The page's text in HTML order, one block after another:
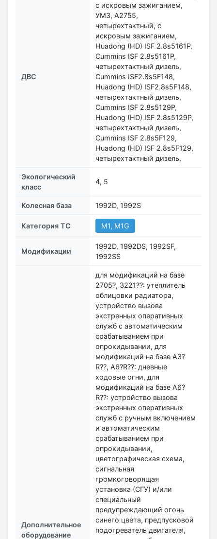
ДВС
с искровым зажиганием,
УМЗ, А2755,
четырехтактный, с
искровым зажиганием,
Huadong (HD) ISF 2.8s5161P,
Cummins ISF 2.8s5161P,
четырехтактный дизель,
Cummins ISF2.8s5F148,
Huadong (HD) ISF2.8s5F148,
четырехтактный дизель,
Cummins ISF 2.8s5129Р,
Huadong (HD) ISF 2.8s5129Р,
четырехтактный дизель,
Cummins ISF 2.8s5F129,
Huadong (HD) ISF 2.8s5F129,
четырехтактный дизель,
Экологический
класс
4, 5
Колесная база 1992D, 1992S
Категория ТС М1, М1G
Модификации
1992D, 1992DS, 1992SF,
1992SS
Дополнительное
оборудование
для модификаций на базе
2705?, 3221??: утеплитель
облицовки радиатора,
устройство вызова
экстренных оперативных
служб с автоматическим
срабатыванием при
опрокидывании, для
модификаций на базе А3?
R??, А6?R??: дневные
ходовые огни, для
модификаций на базе А6?
R??: устройство вызова
экстренных оперативных
служб с ручным включением
и автоматическим
срабатыванием при
опрокидывании,
цветографическая схема,
сигнальная
громкоговорящая
установка (СГУ) и/или
специальный
предупреждающий огонь
синего цвета, предпусковой
подогреватель двигателя,